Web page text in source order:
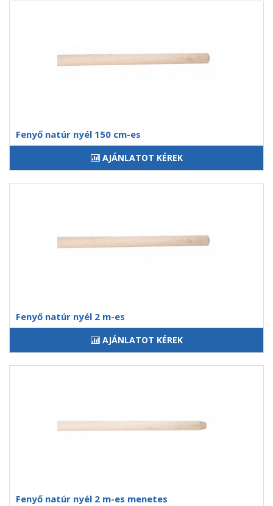
Fenyő natúr nyél 150 cm-es
AJÁNLATOT KÉREK
Fenyő natúr nyél 2 m-es
AJÁNLATOT KÉREK
Fenyő natúr nyél 2 m-es menetes